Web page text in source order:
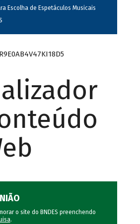
Escolha de Espetáculos Musicais
o site do BNDES preenchendo
.